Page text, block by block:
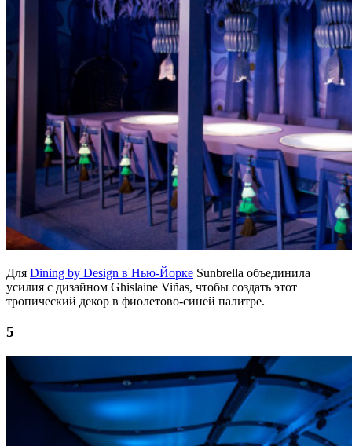
Для Dining by Design в Нью-Йорке Sunbrella объединила
усилия с дизайном Ghislaine Viñas, чтобы создать этот
тропический декор в фиолетово-синей палитре.
5